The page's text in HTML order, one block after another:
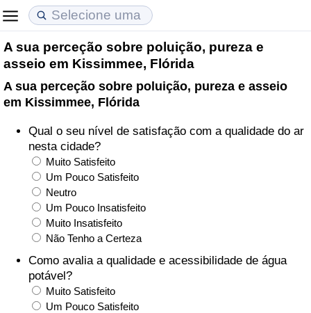
A sua perceção sobre poluição, pureza e
asseio em Kissimmee, Flórida
A sua perceção sobre poluição, pureza e asseio
em Kissimmee, Flórida
Qual o seu nível de satisfação com a qualidade do ar
nesta cidade?
Muito Satisfeito
Um Pouco Satisfeito
Neutro
Um Pouco Insatisfeito
Muito Insatisfeito
Não Tenho a Certeza
Como avalia a qualidade e acessibilidade de água
potável?
Muito Satisfeito
Um Pouco Satisfeito
Custo de Vida
Indicador de Custo de Vida (Atual)
Indicador de Custo de Vida
Indicador de Custo de Vida Por País
em Aqaba
Preços de Imóveis
Indicador de Preços de Imóveis (Atual)
Indicador de Preços de Imóveis
Indicador de Preços de Imóveis por País
Qualidade de Vida
Indicador de Qualidade de Vida
Indicador de Qualidade de Vida (Atual)
Índice de qualidade de vida por país
Crime
Taxa do Indicador de Crime (Atual)
Indicador de Crime
Índice de criminalidade por país